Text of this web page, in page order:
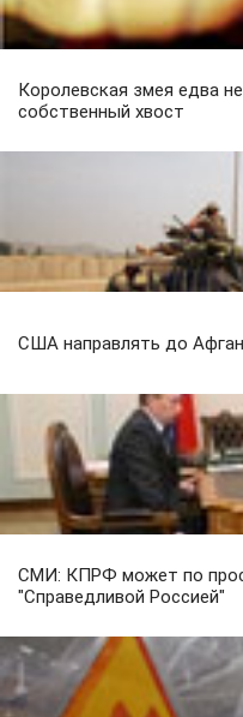
Королевская змея едва
собственный хвост
США направлять до
СМИ: КПРФ может по
"Справедливой Россией"